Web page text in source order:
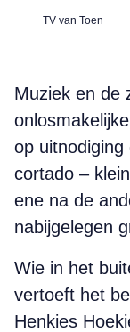
TV van Toen
Muziek en de
op
cortado –
ene na de
nabijgelegen
Wie in het
vertoeft het
Henkies